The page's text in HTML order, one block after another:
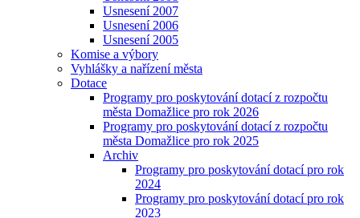
Usnesení 2007
Usnesení 2006
Usnesení 2005
Komise a výbory
Vyhlášky a nařízení města
Dotace
Programy pro poskytování dotací z rozpočtu
města Domažlice pro rok 2026
Programy pro poskytování dotací z rozpočtu
města Domažlice pro rok 2025
Archiv
Programy pro poskytování dotací pro rok
2024
Programy pro poskytování dotací pro rok
2023